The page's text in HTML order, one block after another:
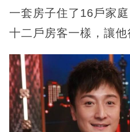
一套房子住了16戶家
十二戶房客一樣，讓他